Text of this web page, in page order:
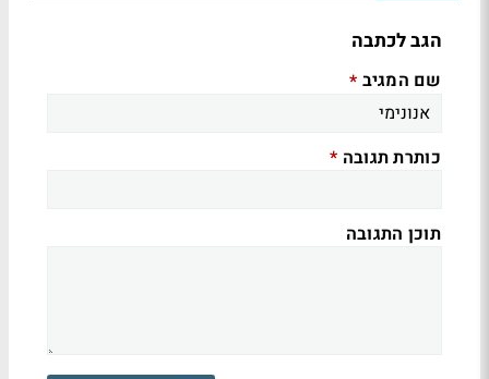
הגב לכתבה
שם המגיב *
כותרת תגובה *
תוכן התגובה